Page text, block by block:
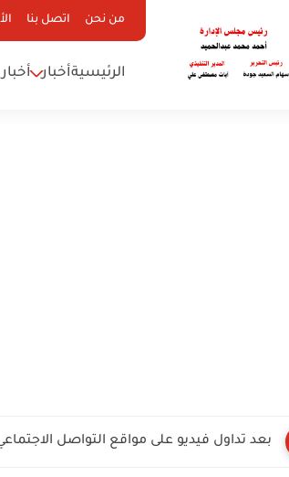
من نحن اتصل بنا
الرئيسيةأخبار
بعد تداول فيديو على مواقع التواصل